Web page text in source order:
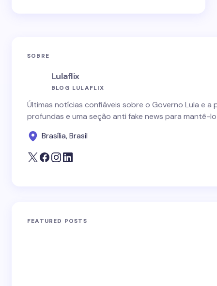
SOBRE
Lulaflix
BLOG LULAFLIX
Últimas notícias confiáveis sobre o Governo Lula e
profundas e uma seção anti fake news para mantê-
Brasília, Brasil
FEATURED POSTS